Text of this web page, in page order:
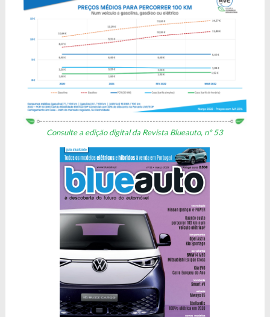
Consulte a edição digital da Revista Blueauto, nº 53